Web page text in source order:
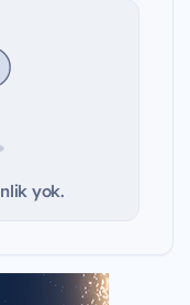
yok.